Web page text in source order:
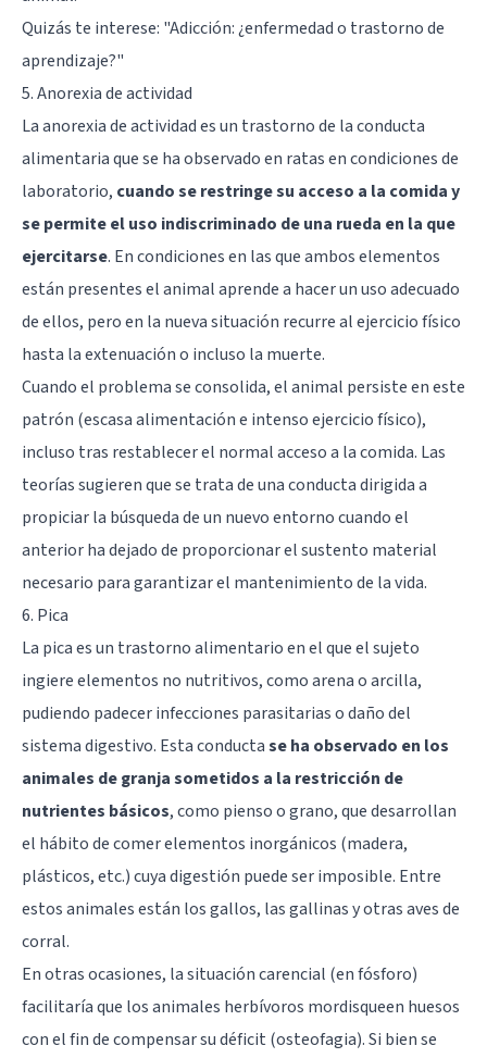
Quizás te interese: "Adicción: ¿enfermedad o trastorno de
aprendizaje?"
5. Anorexia de actividad
La anorexia de actividad es un trastorno de la conducta
alimentaria que se ha observado en ratas en condiciones de
laboratorio, cuando se restringe su acceso a la comida y
se permite el uso indiscriminado de una rueda en la que
ejercitarse. En condiciones en las que ambos elementos
están presentes el animal aprende a hacer un uso adecuado
de ellos, pero en la nueva situación recurre al ejercicio físico
hasta la extenuación o incluso la muerte.
Cuando el problema se consolida, el animal persiste en este
patrón (escasa alimentación e intenso ejercicio físico),
incluso tras restablecer el normal acceso a la comida. Las
teorías sugieren que se trata de una conducta dirigida a
propiciar la búsqueda de un nuevo entorno cuando el
anterior ha dejado de proporcionar el sustento material
necesario para garantizar el mantenimiento de la vida.
6. Pica
La pica es un trastorno alimentario en el que el sujeto
ingiere elementos no nutritivos, como arena o arcilla,
pudiendo padecer infecciones parasitarias o daño del
sistema digestivo. Esta conductase ha observado en los
animales de granja sometidos a la restricción de
nutrientes básicos, como pienso o grano, que desarrollan
el hábito de comer elementos inorgánicos (madera,
plásticos, etc.) cuya digestión puede ser imposible. Entre
estos animales están los gallos, las gallinas y otras aves de
corral.
En otras ocasiones, la situación carencial (en fósforo)
facilitaría que los animales herbívoros mordisqueen huesos
con el fin de compensar su déficit (osteofagia). Si bien se